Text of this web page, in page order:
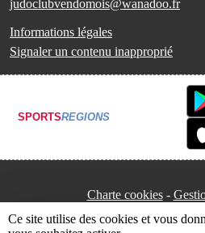
judoclubvendomois@wanadoo.fr
Informations légales
Signaler un contenu inapproprié
SPORTSREGIONS
Charte cookies
Ce site utilise des cookies et vous